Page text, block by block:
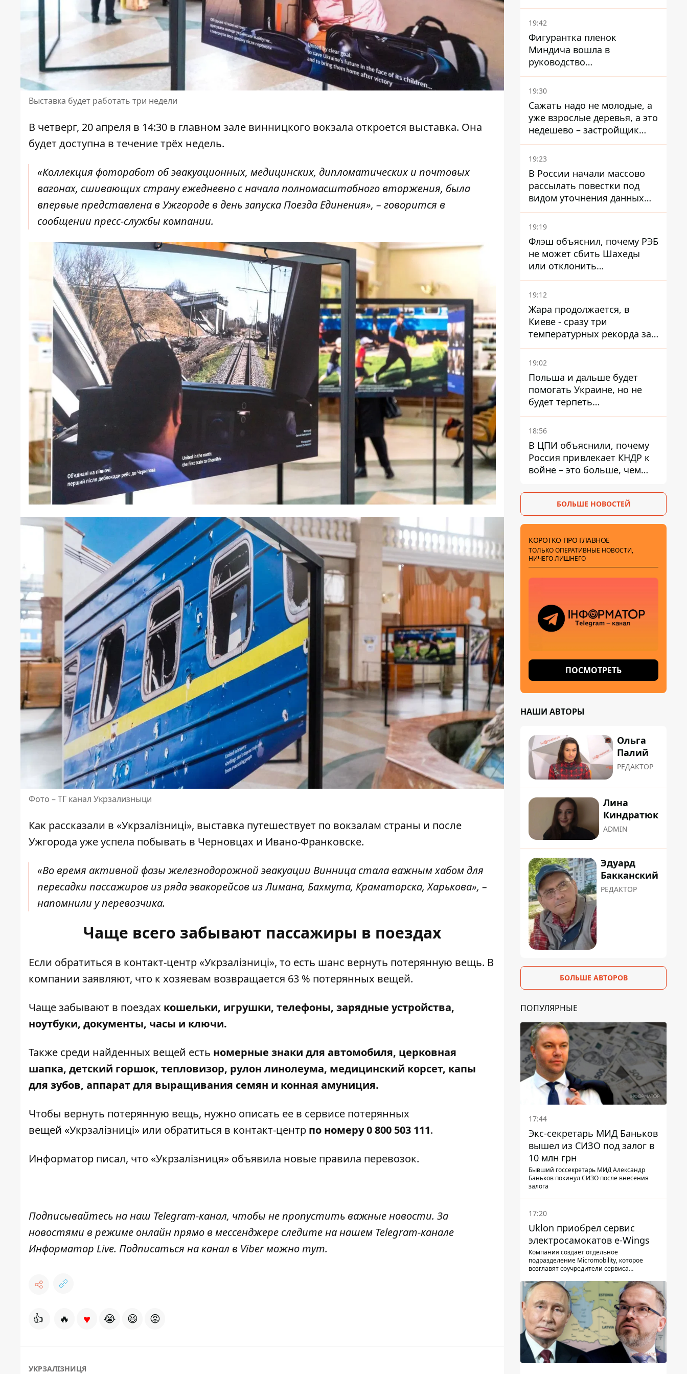
Выставка будет работать три недели
В четверг, 20 апреля в 14:30 в главном зале винницкого вокзала откроется выставка. Она
будет доступна в течение трёх недель.
«Коллекция фоторабот об эвакуационных, медицинских, дипломатических и почтовых
вагонах, сшивающих страну ежедневно с начала полномасштабного вторжения, была
впервые представлена ​​в Ужгороде в день запуска Поезда Единения», – говорится в
сообщении пресс-службы компании.
Фото –ТГ канал Укрзализныци
Как рассказали в «Укрзалізниці», выставка путешествует по вокзалам страны и после
Ужгорода уже успела побывать в Черновцах и Ивано-Франковске.
«Во время активной фазы железнодорожной эвакуации Винница стала важным хабом для
пересадки пассажиров из ряда эвакорейсов из Лимана, Бахмута, Краматорска, Харькова», –
напомнили у перевозчика.
Чаще всего забывают пассажиры в поездах
Если обратиться в контакт-центр «Укрзалізниці», то есть шанс вернуть потерянную вещь. В
компании заявляют, что к хозяевам возвращается 63 % потерянных вещей.
Чаще забывают в поездах кошельки, игрушки, телефоны, зарядные устройства,
ноутбуки, документы, часы и ключи.
Также среди найденных вещей есть номерные знаки для автомобиля, церковная
шапка, детский горшок, тепловизор, рулон линолеума, медицинский корсет, капы
для зубов, аппарат для выращивания семян и конная амуниция.
Чтобы вернуть потерянную вещь, нужно описать ее в сервисе потерянных
вещей «Укрзалізниці» или обратиться в контакт-центр по номеру 0 800 503 111.
Информатор писал, что «Укрзалізниця» объявила новые правила перевозок.
Подписывайтесь на наш Telegram-канал, чтобы не пропустить важные новости. За
новостями в режиме онлайн прямо в мессенджере следите на нашем Telegram-канале
Информатор Live. Подписаться на канал в Viber можнотут.
👍 🔥 ♥ 😭 😆 😡
УКРЗАЛІЗНИЦЯ
19:42
Фигурантка пленок
Миндича вошла в
руководство
стратегического
госпредприятия - работала
заместителем Галущенко
19:30
Сажать надо не молодые, а
уже взрослые деревья, а это
недешево – застройщик
Никонов
19:23
В России начали массово
рассылать повестки под
видом уточнения данных
для набора контрактников
19:19
Флэш объяснил, почему РЭБ
не может сбить Шахеды
или отклонить
баллистические ракеты
19:12
Жара продолжается, в
Киеве - сразу три
температурных рекорда за
день
19:02
Польша и дальше будет
помогать Украине, но не
будет терпеть
"бандеровскую символику" -
Навроцкий
18:56
В ЦПИ объяснили, почему
Россия привлекает КНДР к
войне – это больше, чем
БОЛЬШЕ НОВОСТЕЙ
КОРОТКО ПРО ГЛАВНОЕ
ТОЛЬКО ОПЕРАТИВНЫЕ НОВОСТИ,
НИЧЕГО ЛИШНЕГО
ПОСМОТРЕТЬ
НАШИ АВТОРЫ
Ольга
Палий
РЕДАКТОР
Лина
Киндратюк
ADMIN
Эдуард
Бакканский
РЕДАКТОР
БОЛЬШЕ АВТОРОВ
ПОПУЛЯРНЫЕ
17:44
Экс-секретарь МИД Баньков
вышел из СИЗО под залог в
10 млн грн
Бывший госсекретарь МИД Александр
Баньков покинул СИЗО после внесения
залога
17:20
Uklon приобрел сервис
электросамокатов e-Wings
Компания создает отдельное
подразделение Micromobility, которое
возглавят соучредители сервиса